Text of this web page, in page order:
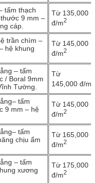
tấm thạch
9 mm –
cáp.
Từ 135,000
đ/m2
trần chìm –
hệ khung
Từ 145,000
đ/m2
– tấm
/ Boral 9mm
Tường.
Từ
145,000 đ/m
tấm
9 mm – hệ
Từ 145,000
đ/m2
tấm
chịu ẩm
Từ 165,000
đ/m2
– tấm
xương
Từ 175,000
đ/m2